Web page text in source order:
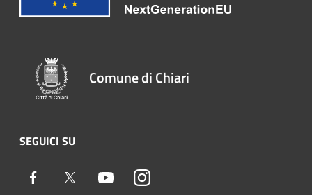
Comune di Chiari
SEGUICI SU
Facebook Twitter YoutubeInstagram